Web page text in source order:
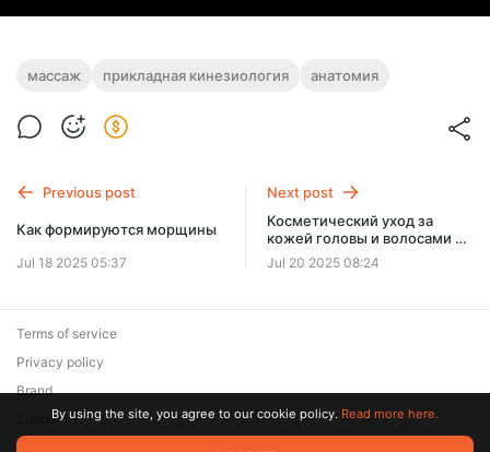
массаж прикладная кинезиология анатомия
Previous post
Как формируются морщины
Jul 18 2025 05:37
Next post
Косметический уход за
кожей головы и волосами в
летний период
Jul 20 2025 08:24
Terms of service
Privacy policy
Brand
SupportBy using the site, you agree to our cookie policy. Read more here.